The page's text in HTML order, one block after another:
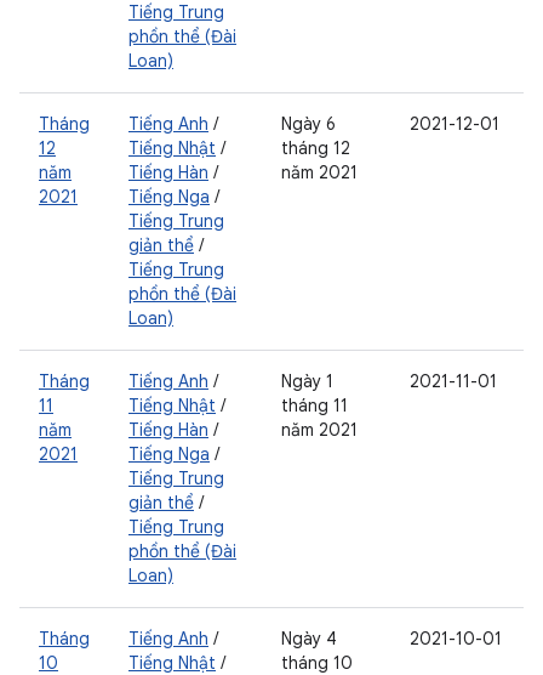
Tiếng Trung
phồn thể (Đài
Loan)
Tháng
12
năm
2021
Tiếng Anh /
Tiếng Nhật /
Tiếng Hàn /
Tiếng Nga /
Tiếng Trung
giản thể /
Tiếng Trung
phồn thể (Đài
Loan)
Ngày 6
tháng 12
năm 2021
2021-12-01
Tháng
11
năm
2021
Tiếng Anh /
Tiếng Nhật /
Tiếng Hàn /
Tiếng Nga /
Tiếng Trung
giản thể /
Tiếng Trung
phồn thể (Đài
Loan)
Ngày 1
tháng 11
năm 2021
2021-11-01
Tháng
10
Tiếng Anh /
Tiếng Nhật /
Ngày 4
tháng 10
2021-10-01